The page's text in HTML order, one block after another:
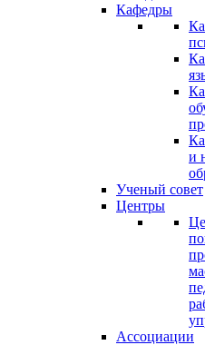
Кафедры
и
Ученый совет
Центры
Ассоциации